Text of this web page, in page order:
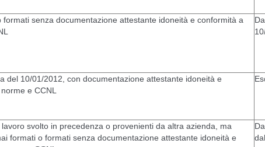
formati senza documentazione attestante idoneità e conformità a
del 10/01/2012, con documentazione attestante idoneità e
e CCNL
svolto in precedenza o provenienti da altra azienda, ma
formati o formati senza documentazione attestante idoneità e